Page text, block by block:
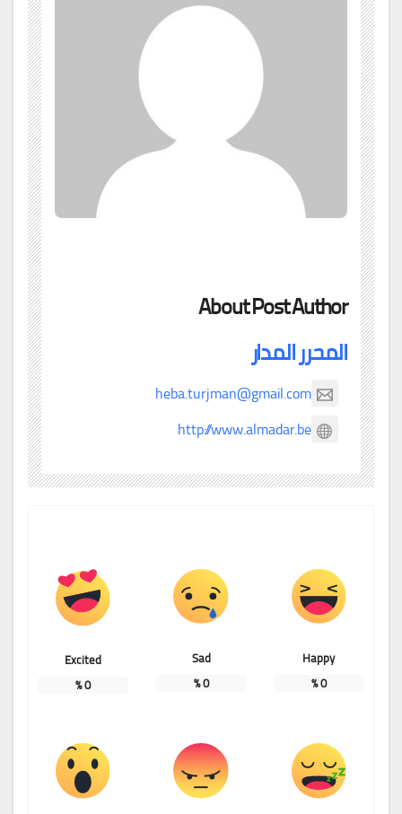
About Post Author
المحرر المدار
heba.turjman@gmail.com
http://www.almadar.be
Happy
0
%
Sad
0
%
Excited
0
%